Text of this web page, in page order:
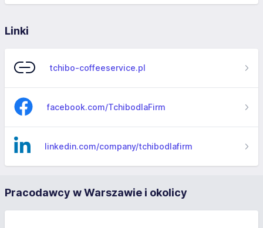
Linki
tchibo-coffeeservice.pl
facebook.com/TchibodlaFirm
linkedin.com/company/tchibodlafirm
Pracodawcy w Warszawie i okolicy